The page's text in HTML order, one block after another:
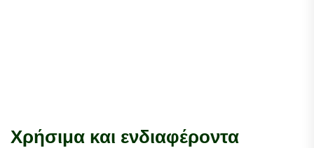
Χρήσιμα και ενδιαφέροντα